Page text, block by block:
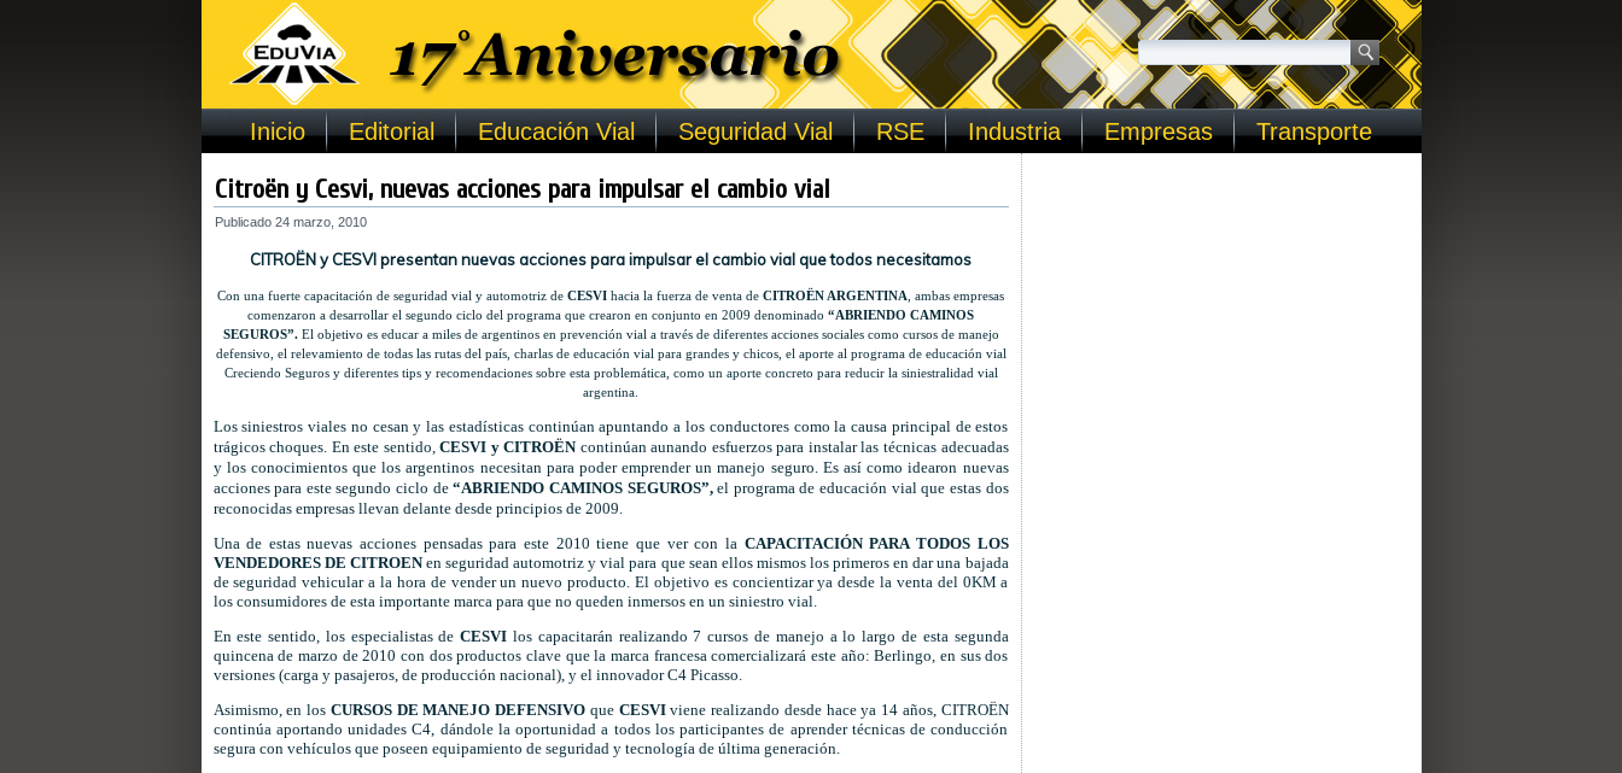
Inicio Editorial Educación Vial Seguridad Vial RSE Industria Empresas Transporte
Citroën y Cesvi, nuevas acciones para impulsar el cambio vial
Publicado 24 marzo, 2010
CITROËN y CESVI presentan nuevas acciones para impulsar el cambio vial que todos necesitamos
Con una fuerte capacitación de seguridad vial y automotriz de CESVI hacia la fuerza de venta de CITROËN ARGENTINA , ambas empresas
comenzaron a desarrollar el segundo ciclo del programa que crearon en conjunto en 2009 denominado “ABRIENDO CAMINOS
SEGUROS”.El objetivo es educar a miles de argentinos en prevención vial a través de diferentes acciones sociales como cursos de manejo
defensivo, el relevamiento de todas las rutas del país, charlas de educación vial para grandes y chicos, el aporte al programa de educación vial
Creciendo Seguros y diferentes tips y recomendaciones sobre esta problemática, como un aporte concreto para reducir la siniestralidad vial
argentina.
Los siniestros viales no cesan y las estadísticas continúan apuntando a los conductores como la causa principal de estos
trágicos choques. En este sentido,CESVI y CITROËNcontinúan aunando esfuerzos para instalar las técnicas adecuadas
y los conocimientos que los argentinos necesitan para poder emprender un manejo seguro. Es así como idearon nuevas
acciones para este segundo ciclo de“ABRIENDO CAMINOS SEGUROS”,el programa de educación vial que estas dos
reconocidas empresas llevan delante desde principios de 2009.
Una de estas nuevas acciones pensadas para este 2010 tiene que ver con la CAPACITACIÓN PARA TODOS LOS
VENDEDORES DE CITROENen seguridad automotriz y vial para que sean ellos mismos los primeros en dar una bajada
de seguridad vehicular a la hora de vender un nuevo producto. El objetivo es concientizar ya desde la venta del 0KM a
los consumidores de esta importante marca para que no queden inmersos en un siniestro vial.
En este sentido, los especialistas deCESVIlos capacitarán realizando 7 cursos de manejo a lo largo de esta segunda
quincena de marzo de 2010 con dos productos clave que la marca francesa comercializará este año: Berlingo, en sus dos
versiones (carga y pasajeros, de producción nacional), y el innovador C4 Picasso.
Asimismo, en los CURSOS DE MANEJO DEFENSIVO que CESVIviene realizando desde hace ya 14 años, CITROËN
continúa aportando unidades C4, dándole la oportunidad a todos los participantes de aprender técnicas de conducción
segura con vehículos que poseen equipamiento de seguridad y tecnología de última generación.